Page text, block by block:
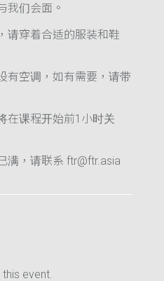
我们会面。
请穿着合适的服装和鞋
有空调，如有需要，请带
在课程开始前1小时关
满，请联系 ftr@ftr.asia
event.